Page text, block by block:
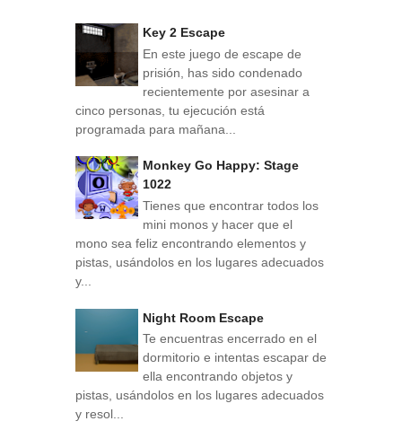
Key 2 Escape
En este juego de escape de
prisión, has sido condenado
recientemente por asesinar a
cinco personas, tu ejecución está
programada para mañana...
Monkey Go Happy: Stage
1022
Tienes que encontrar todos los
mini monos y hacer que el
mono sea feliz encontrando elementos y
pistas, usándolos en los lugares adecuados
y...
Night Room Escape
Te encuentras encerrado en el
dormitorio e intentas escapar de
ella encontrando objetos y
pistas, usándolos en los lugares adecuados
y resol...